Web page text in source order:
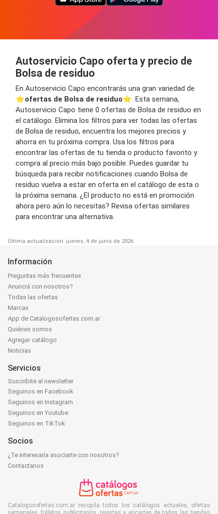
Autoservicio Capo oferta y precio de
Bolsa de residuo
En Autoservicio Capo encontrarás una gran variedad de
⭐️ofertas de Bolsa de residuo⭐️. Esta semana,
Autoservicio Capo tiene 0 ofertas de Bolsa de residuo en
el catálogo. Elimina los filtros para ver todas las ofertas
de Bolsa de residuo, encuentra los mejores precios y
ahorra en tu próxima compra. Usa los filtros para
encontrar las ofertas de tu tienda o producto favorito y
compra al precio más bajo posible. Puedes guardar tu
búsqueda para recibir notificaciones cuando Bolsa de
residuo vuelva a estar en oferta en el catálogo de esta o
la próxima semana. ¿El producto no está en promoción
ahora pero aún lo necesitas? Revisa ofertas similares
para encontrar una alternativa.
Última actualización: jueves, 4 de junio de 2026
Información
Preguntas más frecuentes
Anunciá con nosotros?
Todas las ofertas
Marcas
App de Catalogosofertas.com.ar
Quiénes somos
Agregar catálogo
Noticias
Servicios
Suscribite al newsletter
Seguinos en Facebook
Seguinos en Instagram
Seguinos en Youtube
Seguinos en TikTok
Socios
¿Te interesaría asociarte con nosotros?
Contactanos
Catalogosofertas.com.ar recopila todos los catálogos actuales, ofertas